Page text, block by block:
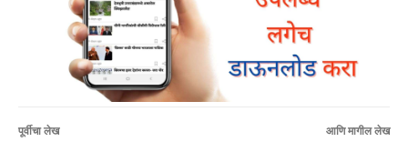
पूर्वीचा लेख आणि मागील लेख